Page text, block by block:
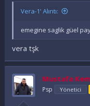
Vera-1' Alıntı:
emegine saglik güel
vera tşk
Mustafa
Psp Yönetici